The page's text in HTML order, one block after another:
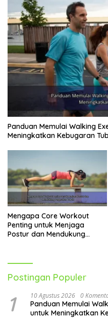
Panduan Memulai Walking
Meningkatkan Kebugaran
Mengapa Core Workout
Penting untuk Menjaga
Postur dan Mendukung
Postingan Populer
1 10 Agustus 2026 0
Panduan Memulai
untuk Meningkatkan